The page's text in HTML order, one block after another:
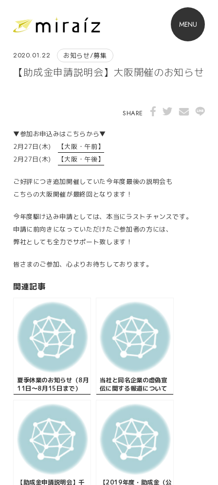
MENU
2020.01.22 お知らせ/募集
【助成金申請説明会】大阪開催のお知らせ
SHARE
▼参加お申込みはこちらから▼
2月27日(木)
【大阪・午前】
2月27日(木)
【大阪・午後】
ご好評につき追加開催していた今年度最後の説明会も
こちらの大阪開催が最終回となります！
今年度駆け込み申請としては、本当にラストチャンスです。
申請に前向きになっていただけたご参加者の方には、
弊社としても全力でサポート致します！
皆さまのご参加、心よりお待ちしております。
関連記事
夏季休業のお知らせ（8月
11日～8月15日まで）
当社と同名企業の虚偽宣
伝に関する報道について
【助成金申請説明会】千
【2019年度・助成金（公